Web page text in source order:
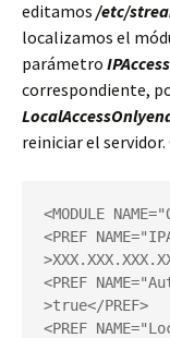
editamos /etc/
localizamos el
parámetro
correspondiente,
LocalAccessOnly
reiniciar el servidor.
<MODULE
<PREF
<PREF
>true</PREF>
<PREF